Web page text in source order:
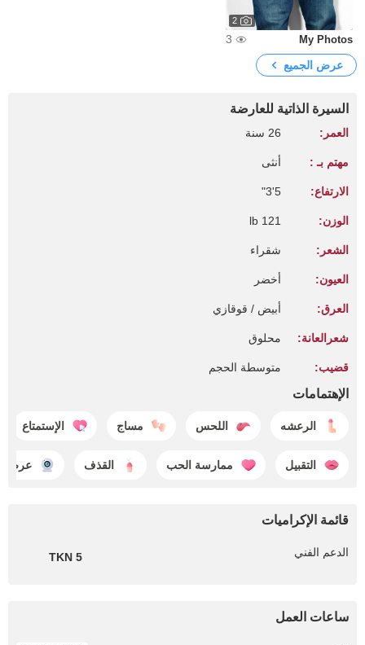
2
My Photos
3
عرض الجميع
السيرة الذاتية للعارضة
العمر: 26 سنة
مهتم بـ : أنثى
الارتفاع: 5'3"
الوزن: 121 lb
الشعر: شقراء
العيون: أخضر
العرق: أبيض / قوقازي
شعرالعانة: محلوق
قضيب: متوسطة الحجم
الإهتمامات
الرعشه اللحس مساج الإستمتاع
التقبيل ممارسة الحب القذف عرض
قائمة الإكراميات
الدعم الفني 5 TKN
ساعات العمل